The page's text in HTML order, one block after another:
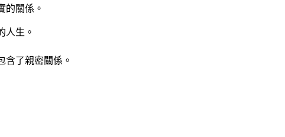
的關係。
人生。
含了親密關係。